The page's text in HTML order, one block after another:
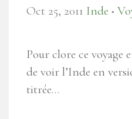
Oct 25, 2011 Inde ●
Pour clore ce voyage
de voir l’Inde en
titrée…